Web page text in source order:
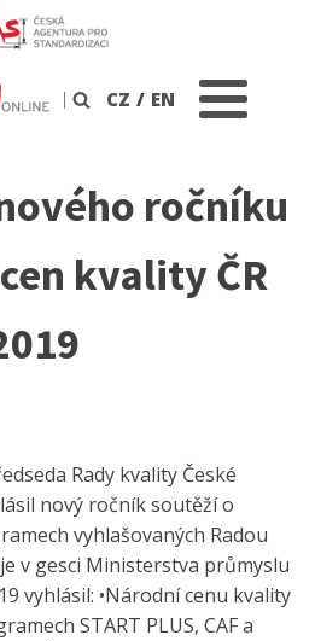
| Vyhledávání
CZ / EN
ročníku
kvality ČR
Rady kvality České
nový ročník soutěží o
vyhlašovaných Radou
v gesci Ministerstva průmyslu
vyhlásil: •Národní cenu kvality
START PLUS, CAF a